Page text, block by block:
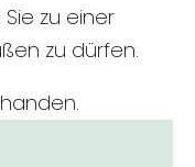
zu einer
zu dürfen.